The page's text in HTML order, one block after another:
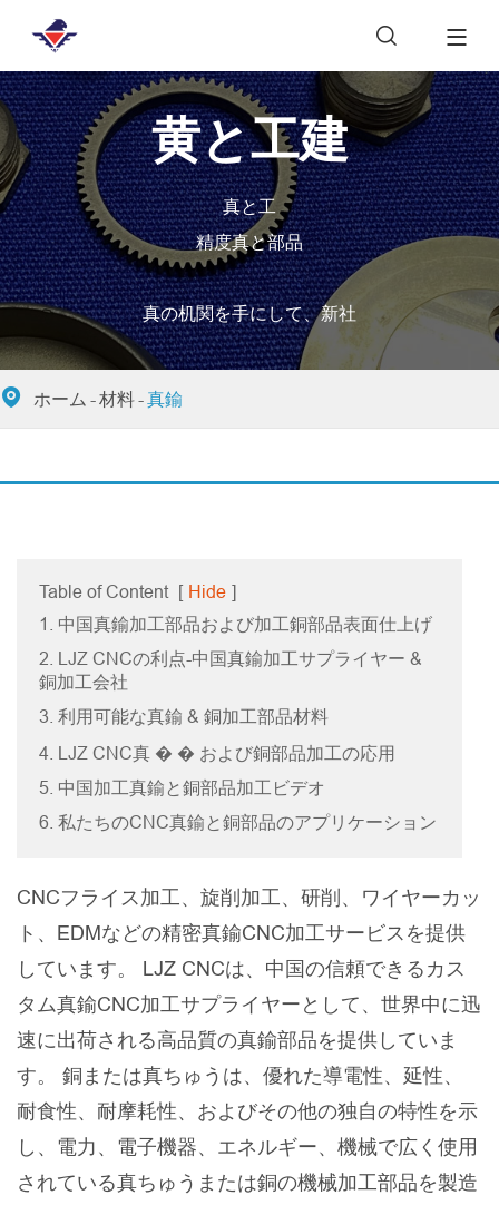

黄と工建
真と工
精度真と部品
真の机関を手にして、新社
 ホーム 材料 真鍮
Table of Content [ Hide ]
1. 中国真鍮加工部品および加工銅部品表面仕上げ
2. LJZ CNCの利点-中国真鍮加工サプライヤー &
銅加工会社
3. 利用可能な真鍮 & 銅加工部品材料
4. LJZ CNC真 � � および銅部品加工の応用
5. 中国加工真鍮と銅部品加工ビデオ
6. 私たちのCNC真鍮と銅部品のアプリケーション
CNCフライス加工、旋削加工、研削、ワイヤーカッ
ト、EDMなどの精密真鍮CNC加工サービスを提供
しています。 LJZ CNCは、中国の信頼できるカス
タム真鍮CNC加工サプライヤーとして、世界中に迅
速に出荷される高品質の真鍮部品を提供していま
す。 銅または真ちゅうは、優れた導電性、延性、
耐食性、耐摩耗性、およびその他の独自の特性を示
し、電力、電子機器、エネルギー、機械で広く使用
されている真ちゅうまたは銅の機械加工部品を製造